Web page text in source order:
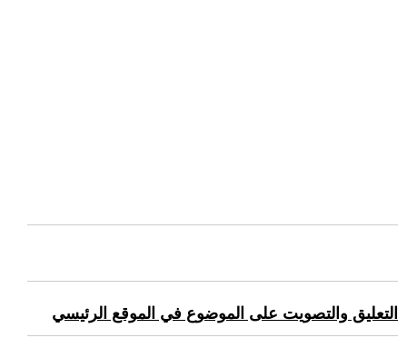
التعليق والتصويت على الموضوع في الموقع الرئيسي